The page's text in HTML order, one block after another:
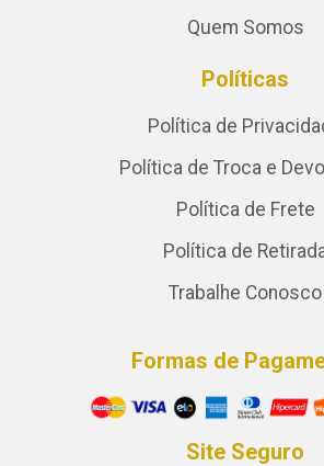
Quem Somos
Políticas
Política de
Política de Troca e
Política de Frete
Política de
Trabalhe Conosco
Formas de
Site Seguro